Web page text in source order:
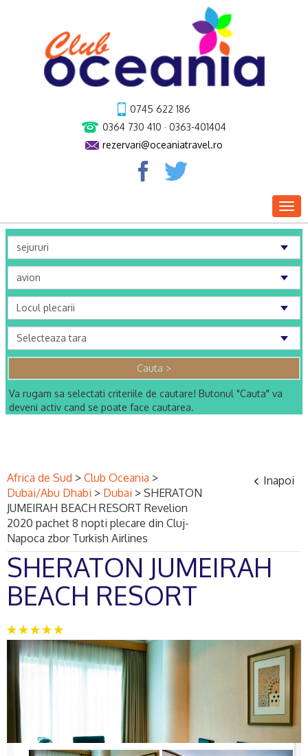
0745 622 186
0364 730 410 · 0363-401404
rezervari@oceaniatravel.ro
Va rugam sa selectati criteriile de cautare! Butonul "Cauta" va
deveni activ cand se poate face cautarea.
Africa de Sud > Club Oceania >
Dubai/Abu Dhabi > Dubai > SHERATON
JUMEIRAH BEACH RESORT Revelion
2020 pachet 8 nopti plecare din Cluj-
Napoca zbor Turkish Airlines
Inapoi
SHERATON JUMEIRAH
BEACH RESORT